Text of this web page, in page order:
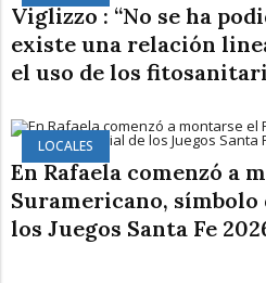
Viglizzo : “No se ha
existe una relación
el uso de los
LOCALES
En Rafaela comenzó a
Suramericano, símbolo
los Juegos Santa Fe